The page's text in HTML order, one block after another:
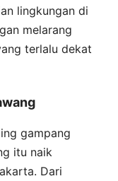
lingkungan di
melarang
terlalu dekat
gampang
itu naik
Dari